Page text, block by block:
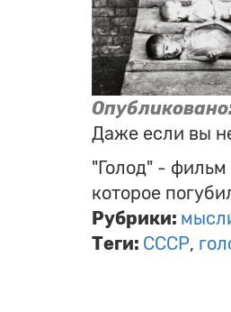
Даже если вы
"Голод" -
которое
Рубрики:
Теги: СССР